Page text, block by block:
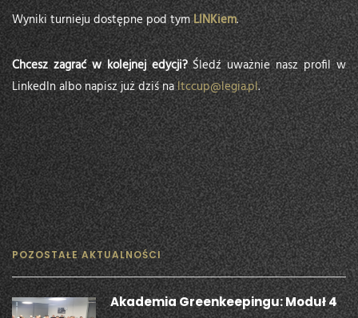
Wyniki turnieju dostępne pod tymLINKiem.
Chcesz zagrać w kolejnej edycji?Śledź uważnie nasz profil w
LinkedIn albo napisz już dziś naltccup@legia.pl.
POZOSTAŁE AKTUALNOŚCI
Akademia Greenkeepingu: Moduł 4